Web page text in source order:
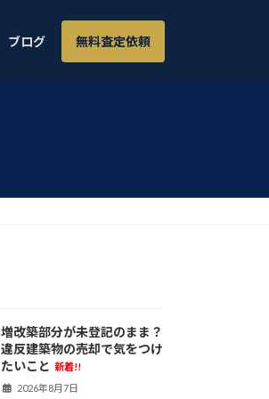
ブログ 無料査定依頼
増改築部分が未登記のまま？
違反建築物の売却で気をつけ
たいこと 新着!!
2026年8月7日